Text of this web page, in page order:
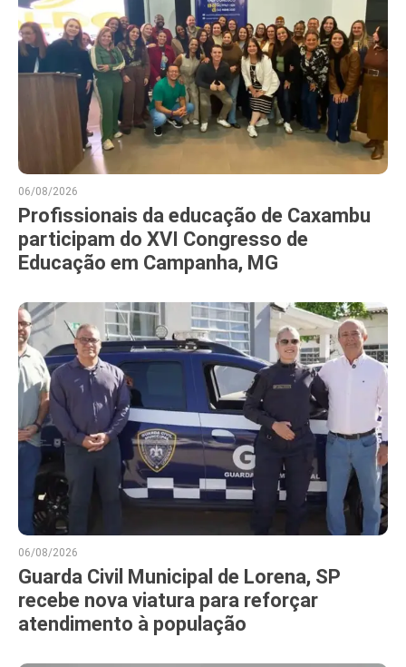
06/08/2026
Profissionais da educação de Caxambu
participam do XVI Congresso de
Educação em Campanha, MG
06/08/2026
Guarda Civil Municipal de Lorena, SP
recebe nova viatura para reforçar
atendimento à população